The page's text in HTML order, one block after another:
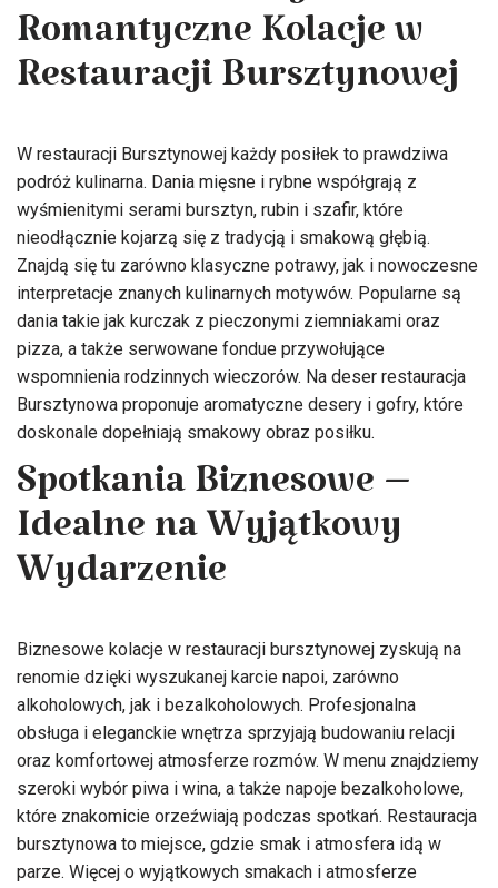
Romantyczne Kolacje w
Restauracji Bursztynowej
W restauracji Bursztynowej każdy posiłek to prawdziwa
podróż kulinarna. Dania mięsne i rybne współgrają z
wyśmienitymi serami bursztyn, rubin i szafir, które
nieodłącznie kojarzą się z tradycją i smakową głębią.
Znajdą się tu zarówno klasyczne potrawy, jak i nowoczesne
interpretacje znanych kulinarnych motywów. Popularne są
dania takie jak kurczak z pieczonymi ziemniakami oraz
pizza, a także serwowane fondue przywołujące
wspomnienia rodzinnych wieczorów. Na deser restauracja
Bursztynowa proponuje aromatyczne desery i gofry, które
doskonale dopełniają smakowy obraz posiłku.
Spotkania Biznesowe –
Idealne na Wyjątkowy
Wydarzenie
Biznesowe kolacje w restauracji bursztynowej zyskują na
renomie dzięki wyszukanej karcie napoi, zarówno
alkoholowych, jak i bezalkoholowych. Profesjonalna
obsługa i eleganckie wnętrza sprzyjają budowaniu relacji
oraz komfortowej atmosferze rozmów. W menu znajdziemy
szeroki wybór piwa i wina, a także napoje bezalkoholowe,
które znakomicie orzeźwiają podczas spotkań. Restauracja
bursztynowa to miejsce, gdzie smak i atmosfera idą w
parze. Więcej o wyjątkowych smakach i atmosferze